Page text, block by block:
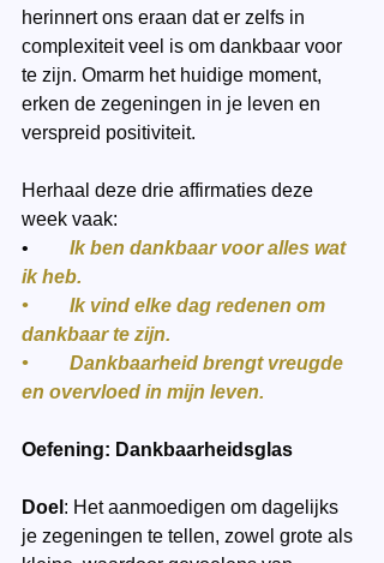
herinnert ons eraan dat er zelfs in
complexiteit veel is om dankbaar voor
te zijn. Omarm het huidige moment,
erken de zegeningen in je leven en
verspreid positiviteit.
Herhaal deze drie affirmaties deze
week vaak:
Ik ben dankbaar voor alles wat
ik heb.
•	Ik vind elke dag redenen om
dankbaar te zijn.
•	Dankbaarheid brengt vreugde
en overvloed in mijn leven.
Oefening: Dankbaarheidsglas
Doel : Het aanmoedigen om dagelijks
je zegeningen te tellen, zowel grote als